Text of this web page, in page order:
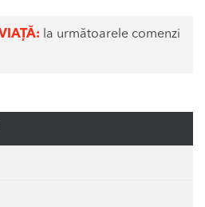
la următoarele comenzi